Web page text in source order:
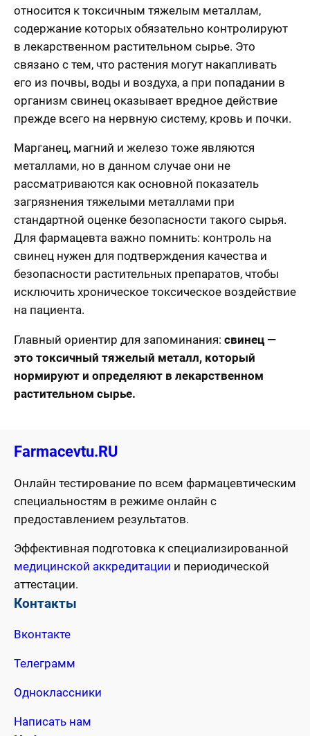
относится к токсичным тяжелым металлам,
содержание которых обязательно контролируют
в лекарственном растительном сырье. Это
связано с тем, что растения могут накапливать
его из почвы, воды и воздуха, а при попадании в
организм свинец оказывает вредное действие
прежде всего на нервную систему, кровь и почки.
Марганец, магний и железо тоже являются
металлами, но в данном случае они не
рассматриваются как основной показатель
загрязнения тяжелыми металлами при
стандартной оценке безопасности такого сырья.
Для фармацевта важно помнить: контроль на
свинец нужен для подтверждения качества и
безопасности растительных препаратов, чтобы
исключить хроническое токсическое воздействие
на пациента.
Главный ориентир для запоминания: свинец —
это токсичный тяжелый металл, который
нормируют и определяют в лекарственном
растительном сырье.
Farmacevtu.RU
Онлайн тестирование по всем фармацевтическим
специальностям в режиме онлайн с
предоставлением результатов.
Эффективная подготовка к специализированной
медицинской аккредитации и периодической
аттестации.
Контакты
Вконтакте
Телеграмм
Одноклассники
Написать нам